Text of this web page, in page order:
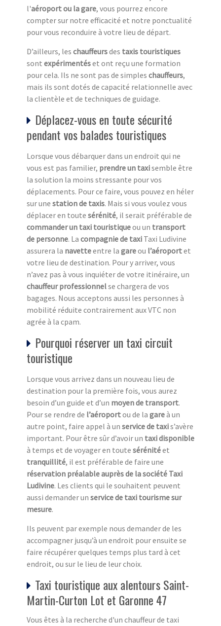
l'aéroport ou la gare, vous pourrez encore
compter sur notre efficacité et notre ponctualité
pour vous reconduire à votre lieu de départ.
D’ailleurs, les chauffeursdes taxis touristiques
sont expérimentéset ont reçu une formation
pour cela. Ils ne sont pas de simples chauffeurs,
mais ils sont dotés de capacité relationnelle avec
la clientèle et de techniques de guidage.
Déplacez-vous en toute sécurité
pendant vos balades touristiques
Lorsque vous débarquer dans un endroit qui ne
vous est pas familier, prendre un taxisemble être
la solution la moins stressante pour vos
déplacements. Pour ce faire, vous pouvez en héler
sur une station de taxis. Mais si vous voulez vous
déplacer en toute sérénité, il serait préférable de
commander un taxi touristiqueou un transport
de personne. La compagnie de taxi Taxi Ludivine
assurera la navetteentre la gareou l’aéroportet
votre lieu de destination. Pour y arriver, vous
n’avez pas à vous inquiéter de votre itinéraire, un
chauffeur professionnelse chargera de vos
bagages. Nous acceptons aussi les personnes à
mobilité réduite contrairement aux VTC non
agrée à la cpam.
Pourquoi réserver un taxi circuit
touristique
Lorsque vous arrivez dans un nouveau lieu de
destination pour la première fois, vous aurez
besoin d’un guide et d’un moyen de transport.
Pour se rendre de l’aéroportou de la gareà un
autre point, faire appel à un service de taxis’avère
important. Pour être sûr d’avoir un taxi disponible
à temps et de voyager en toute sérénitéet
tranquillité, il est préférable de faire une
réservation préalable auprès de la société Taxi
Ludivine. Les clients qui le souhaitent peuvent
aussi demander un service de taxi tourisme sur
mesure.
Ils peuvent par exemple nous demander de les
accompagner jusqu’à un endroit pour ensuite se
faire récupérer quelques temps plus tard à cet
endroit, ou sur le lieu de leur choix.
Taxi touristique aux alentours Saint-
Martin-Curton Lot et Garonne 47
Vous êtes à la recherche d'un chauffeur de taxi